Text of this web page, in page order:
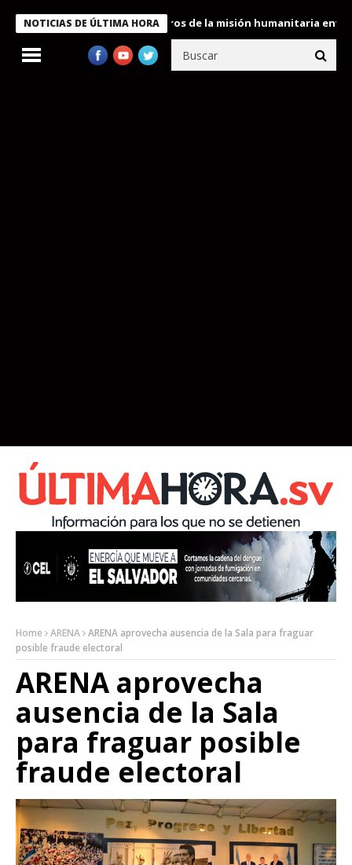
NOTICIAS DE ÚLTIMA HORA
condecora a miembros de la misión humanitaria enviada a
Home ARENA ARENA aprovecha ausencia de la Sala para fraguar
posible fraude electoral
ARENA aprovecha
ausencia de la Sala
para fraguar posible
fraude electoral